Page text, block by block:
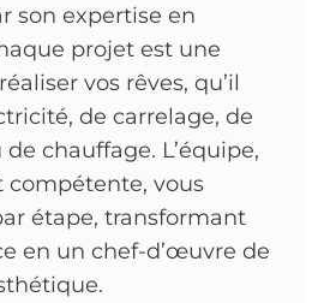
son expertise en
projet est une
vos rêves, qu’il
de carrelage, de
chauffage. L’équipe,
compétente, vous
étape, transformant
en un chef-d’œuvre de